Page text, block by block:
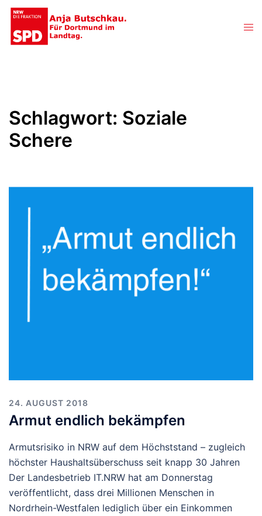
Zum
Inhalt
springen
Schlagwort: Soziale
Schere
24. AUGUST 2018
Armut endlich bekämpfen
Armutsrisiko in NRW auf dem Höchststand – zugleich
höchster Haushaltsüberschuss seit knapp 30 Jahren
Der Landesbetrieb IT.NRW hat am Donnerstag
veröffentlicht, dass drei Millionen Menschen in
Nordrhein-Westfalen lediglich über ein Einkommen